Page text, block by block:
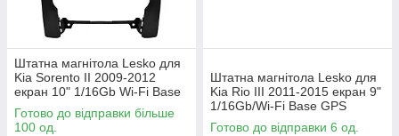
Штатна магнітола Lesko для
Kia Sorento II 2009-2012
екран 10" 1/16Gb Wi-Fi Base
GPS Android Кіа
Готово до відправки більше
100 од.
Штатна магнітола Lesko для
Kia Rio III 2011-2015 екран 9"
1/16Gb/Wi-Fi Base GPS
Android кіа
Готово до відправки 6 од.